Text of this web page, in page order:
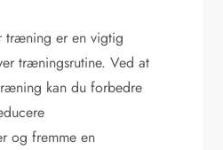
træning er en vigtig
træningsrutine. Ved at
kan du forbedre
og fremme en